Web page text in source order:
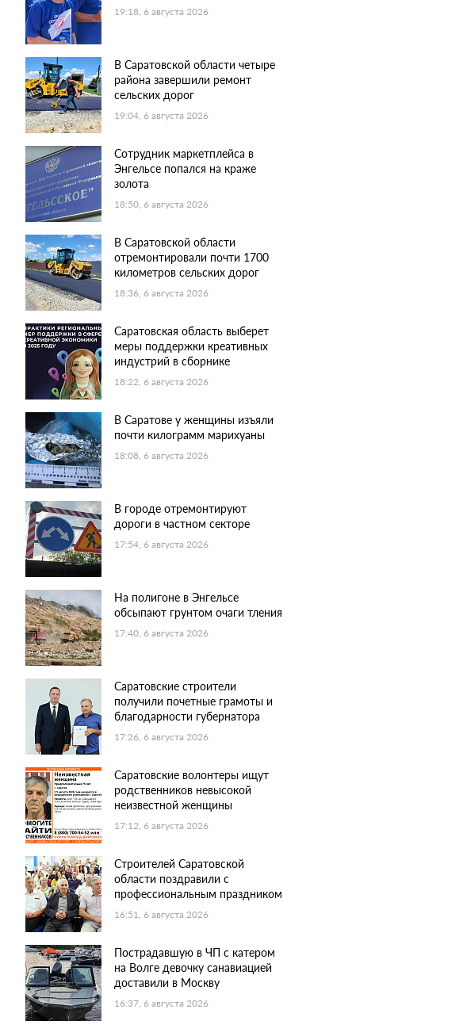
19:18, 6 августа 2026
В Саратовской области четыре
района завершили ремонт
сельских дорог
19:04, 6 августа 2026
Сотрудник маркетплейса в
Энгельсе попался на краже
золота
18:50, 6 августа 2026
В Саратовской области
отремонтировали почти 1700
километров сельских дорог
18:36, 6 августа 2026
Саратовская область выберет
меры поддержки креативных
индустрий в сборнике
18:22, 6 августа 2026
В Саратове у женщины изъяли
почти килограмм марихуаны
18:08, 6 августа 2026
В городе отремонтируют
дороги в частном секторе
17:54, 6 августа 2026
На полигоне в Энгельсе
обсыпают грунтом очаги тления
17:40, 6 августа 2026
Саратовские строители
получили почетные грамоты и
благодарности губернатора
17:26, 6 августа 2026
Саратовские волонтеры ищут
родственников невысокой
неизвестной женщины
17:12, 6 августа 2026
Строителей Саратовской
области поздравили с
профессиональным праздником
16:51, 6 августа 2026
Пострадавшую в ЧП с катером
на Волге девочку санавиацией
доставили в Москву
16:37, 6 августа 2026